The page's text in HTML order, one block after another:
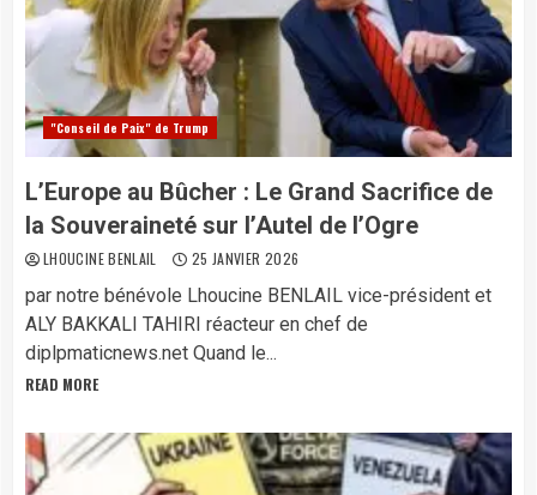
"Conseil de Paix" de Trump
L’Europe au Bûcher : Le Grand Sacrifice de
la Souveraineté sur l’Autel de l’Ogre
LHOUCINE BENLAIL 25 JANVIER 2026
par notre bénévole Lhoucine BENLAIL vice-président et
ALY BAKKALI TAHIRI réacteur en chef de
diplpmaticnews.net ​Quand le...
READ MORE